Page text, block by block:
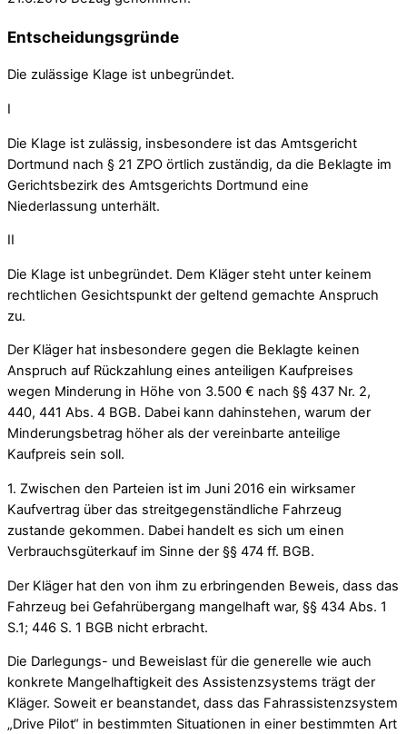
Entscheidungsgründe
Die zulässige Klage ist unbegründet.
I
Die Klage ist zulässig, insbesondere ist das Amtsgericht
Dortmund nach § 21 ZPO örtlich zuständig, da die Beklagte im
Gerichtsbezirk des Amtsgerichts Dortmund eine
Niederlassung unterhält.
II
Die Klage ist unbegründet. Dem Kläger steht unter keinem
rechtlichen Gesichtspunkt der geltend gemachte Anspruch
zu.
Der Kläger hat insbesondere gegen die Beklagte keinen
Anspruch auf Rückzahlung eines anteiligen Kaufpreises
wegen Minderung in Höhe von 3.500 € nach §§ 437 Nr. 2,
440, 441 Abs. 4 BGB. Dabei kann dahinstehen, warum der
Minderungsbetrag höher als der vereinbarte anteilige
Kaufpreis sein soll.
1. Zwischen den Parteien ist im Juni 2016 ein wirksamer
Kaufvertrag über das streitgegenständliche Fahrzeug
zustande gekommen. Dabei handelt es sich um einen
Verbrauchsgüterkauf im Sinne der §§ 474 ff. BGB.
Der Kläger hat den von ihm zu erbringenden Beweis, dass das
Fahrzeug bei Gefahrübergang mangelhaft war, §§ 434 Abs. 1
S.1; 446 S. 1 BGB nicht erbracht.
Die Darlegungs- und Beweislast für die generelle wie auch
konkrete Mangelhaftigkeit des Assistenzsystems trägt der
Kläger. Soweit er beanstandet, dass das Fahrassistenzsystem
„Drive Pilot“ in bestimmten Situationen in einer bestimmten Art